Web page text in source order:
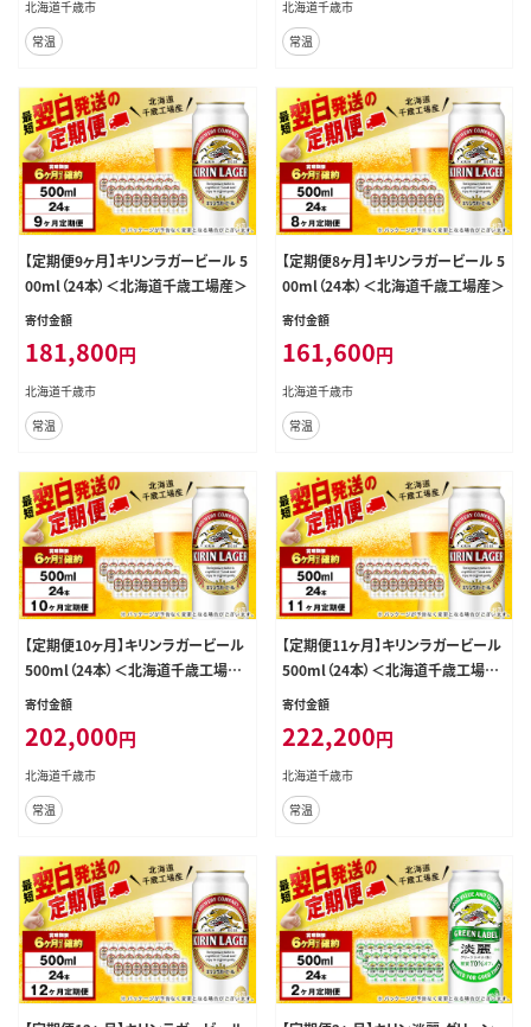
北海道千歳市
常温
北海道千歳市
常温
【定期便9ヶ月】キリンラガービール 5
00ml（24本）＜北海道千歳工場産＞
寄付金額
181,800円
北海道千歳市
常温
【定期便8ヶ月】キリンラガービール 5
00ml（24本）＜北海道千歳工場産＞
寄付金額
161,600円
北海道千歳市
常温
【定期便10ヶ月】キリンラガービール
500ml（24本）＜北海道千歳工場産
＞
寄付金額
202,000円
北海道千歳市
常温
【定期便11ヶ月】キリンラガービール
500ml（24本）＜北海道千歳工場産
＞
寄付金額
222,200円
北海道千歳市
常温